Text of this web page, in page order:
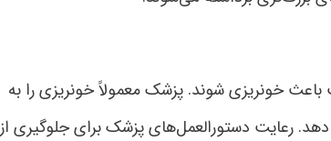
خونریزی شوند. پزشک معمولاً خونریزی را به
رعایت دستورالعمل‌های پزشک برای جلوگیری از